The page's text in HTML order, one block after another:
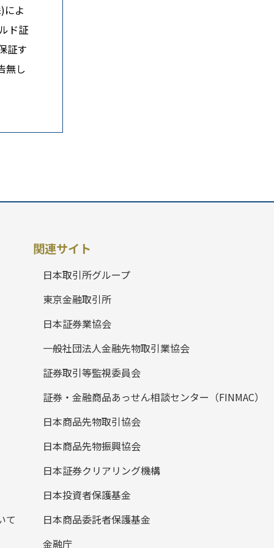
によ
ド証
証す
無し
て
関連サイト
日本取引所グループ
東京金融取引所
日本証券業協会
一般社団法人金融先物取引業協会
証券取引等監視委員会
証券・金融商品あっせん相談センター（FINMAC）
日本商品先物取引協会
日本商品先物振興協会
日本証券クリアリング機構
日本投資者保護基金
日本商品委託者保護基金
金融庁